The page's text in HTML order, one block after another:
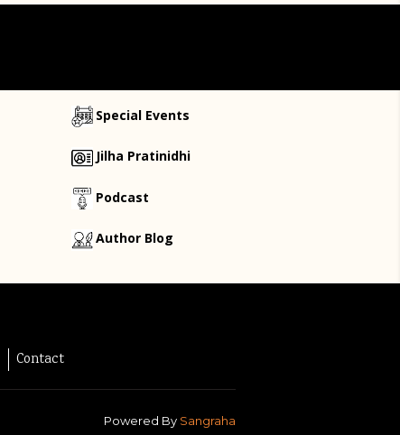
Special Events
Jilha Pratinidhi
Podcast
Author Blog
Contact
Powered By Sangraha